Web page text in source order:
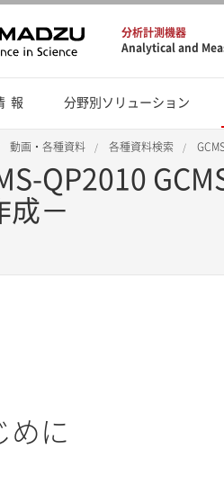
分析計測機器
Analytical and
報 分野別ソリューション
動画・各種資料 各種資料検索
QP2010
成－
めに